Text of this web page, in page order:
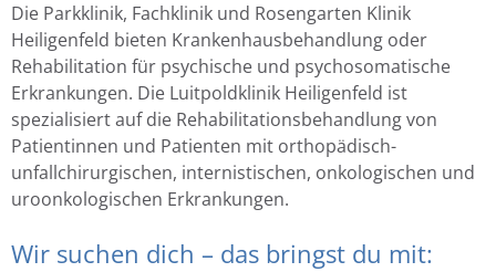
Die Parkklinik, Fachklinik und Rosengarten Klinik
Heiligenfeld bieten Krankenhausbehandlung oder
Rehabilitation für psychische und psychosomatische
Erkrankungen. Die Luitpoldklinik Heiligenfeld ist
spezialisiert auf die Rehabilitationsbehandlung von
Patientinnen und Patienten mit orthopädisch-
unfallchirurgischen, internistischen, onkologischen und
uroonkologischen Erkrankungen.
Wir suchen dich – das bringst du mit: